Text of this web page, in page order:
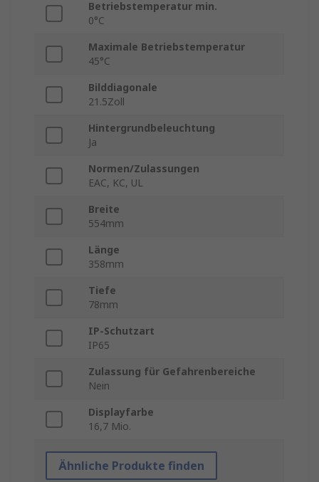
Betriebstemperatur min.
0°C
Maximale Betriebstemperatur
45°C
Bilddiagonale
21.5Zoll
Hintergrundbeleuchtung
Ja
Normen/Zulassungen
EAC, KC, UL
Breite
554mm
Länge
358mm
Tiefe
78mm
IP-Schutzart
IP65
Zulassung für Gefahrenbereiche
Nein
Displayfarbe
16,7 Mio.
Ähnliche Produkte finden